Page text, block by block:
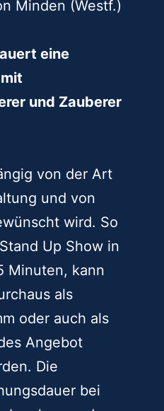
Minden (Westf.)
eine
und Zauberer
von der Art
und von
wird. So
Up Show in
Minuten, kann
als
oder auch als
Angebot
Die
bei